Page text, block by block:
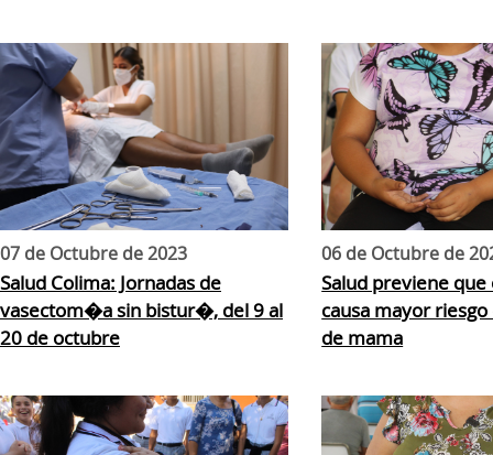
07 de Octubre de 2023
Salud Colima: Jornadas de
vasectom�a sin bistur�, del 9 al
20 de octubre
06 de Octubre de
Salud previene que
causa mayor
de mama